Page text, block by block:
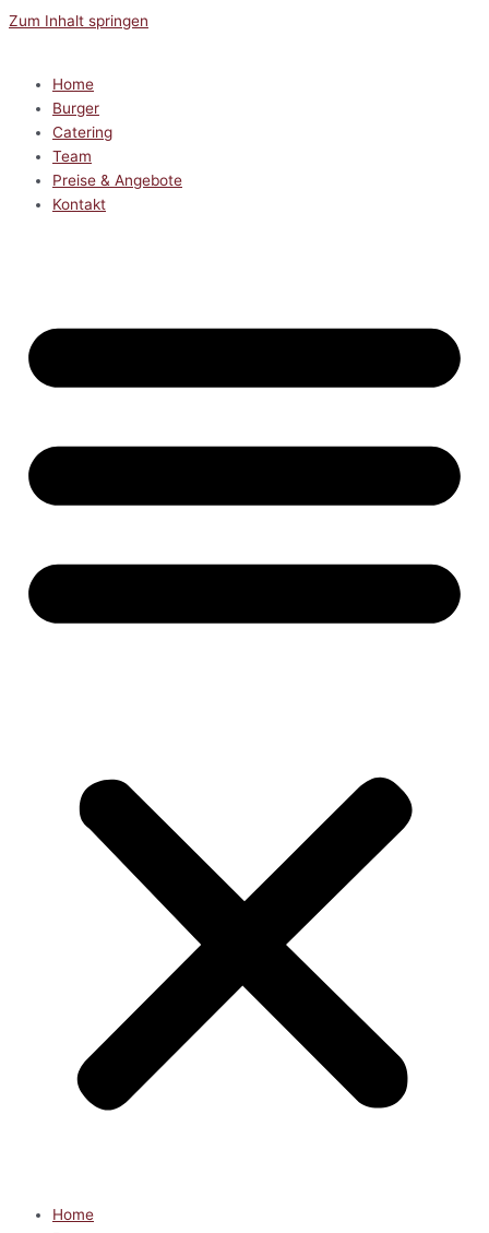
Zum Inhalt springen
Home
Burger
Catering
Team
Preise & Angebote
Kontakt
Home